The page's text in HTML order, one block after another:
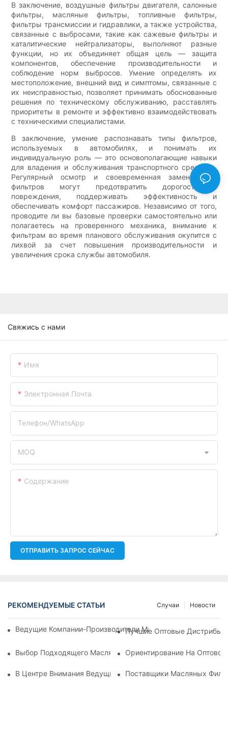
В заключение, воздушные фильтры двигателя, салонные
фильтры, масляные фильтры, топливные фильтры,
фильтры трансмиссии и гидравлики, а также устройства,
связанные с выбросами, такие как сажевые фильтры и
каталитические нейтрализаторы, выполняют разные
функции, но их объединяет общая цель — защита
компонентов, обеспечение производительности и
соблюдение норм выбросов. Умение определять их
местоположение, внешний вид и симптомы, связанные с
их неисправностью, позволяет принимать обоснованные
решения по техническому обслуживанию, расставлять
приоритеты в ремонте и эффективно взаимодействовать
с техническими специалистами.
В заключение, умение распознавать типы фильтров,
используемых в автомобилях, и понимать их
индивидуальную роль — это основополагающие навыки
для владения и обслуживания транспортного средства.
Регулярный осмотр и своевременная замена этих
фильтров могут предотвратить дорогостоящие
повреждения, поддерживать эффективность и
обеспечивать комфорт пассажиров. Независимо от того,
проводите ли вы базовые проверки самостоятельно или
полагаетесь на проверенного механика, внимание к
фильтрам во время планового обслуживания окупится с
лихвой за счет повышения производительности и
увеличения срока службы автомобиля.
Свяжись с нами
Имя
Электронная Почта
Телефон/WhatsApp
MOQ
Содержание
ОТПРАВИТЬ ЗАПРОС СЕЙЧАС
РЕКОМЕНДУЕМЫЕ СТАТЬИ Новости
Случаи
Ведущие Компании-Производители Масляных Фильтров:
Лучшие Оптовые
Выбор Подходящего Масляного Фильтра Для Вашей
Ориентирование На
В Центре Внимания Ведущие Производители Масляных
Поставщики Масляных